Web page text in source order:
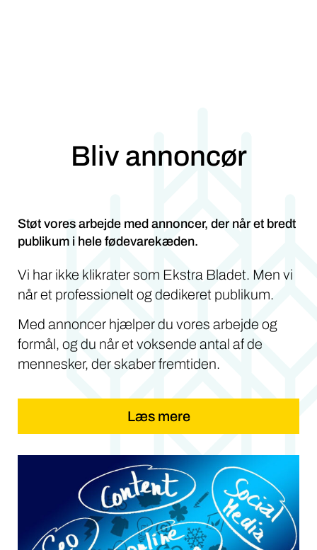
Bliv annoncør
Støt vores arbejde med annoncer, der når et bredt
publikum i hele fødevarekæden.
Vi har ikke klikrater som Ekstra Bladet. Men vi
når et professionelt og dedikeret publikum.
Med annoncer hjælper du vores arbejde og
formål, og du når et voksende antal af de
mennesker, der skaber fremtiden.
Læs mere